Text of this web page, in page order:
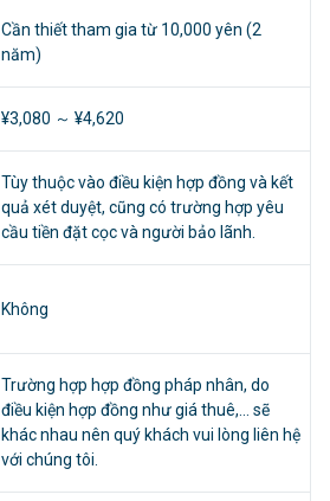
Cần thiết tham gia từ 10,000 yên (2
năm)
¥3,080 ～ ¥4,620
Tùy thuộc vào điều kiện hợp đồng và kết
quả xét duyệt, cũng có trường hợp yêu
cầu tiền đặt cọc và người bảo lãnh.
Không
Trường hợp hợp đồng pháp nhân, do
điều kiện hợp đồng như giá thuê,... sẽ
khác nhau nên quý khách vui lòng liên hệ
với chúng tôi.